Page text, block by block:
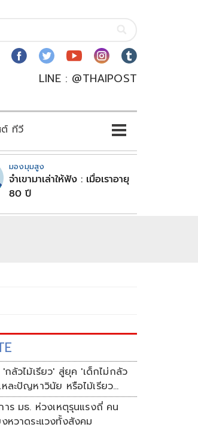
LINE : @THAIPOST
ต์ ทีวี
มองมุมสูง
จำเขามาเล่าให้ฟัง : เมื่อเราอายุ
80 ปี
ลัวไม้เรียว' สู่ยุค 'เด็กไม่กลัว
ละปัญหาวินัย หรือไม้เรียว
มา?
าร มธ. ห่วงเหตุรุนแรงถี่ คน
หวาดระแวงทั้งสังคม